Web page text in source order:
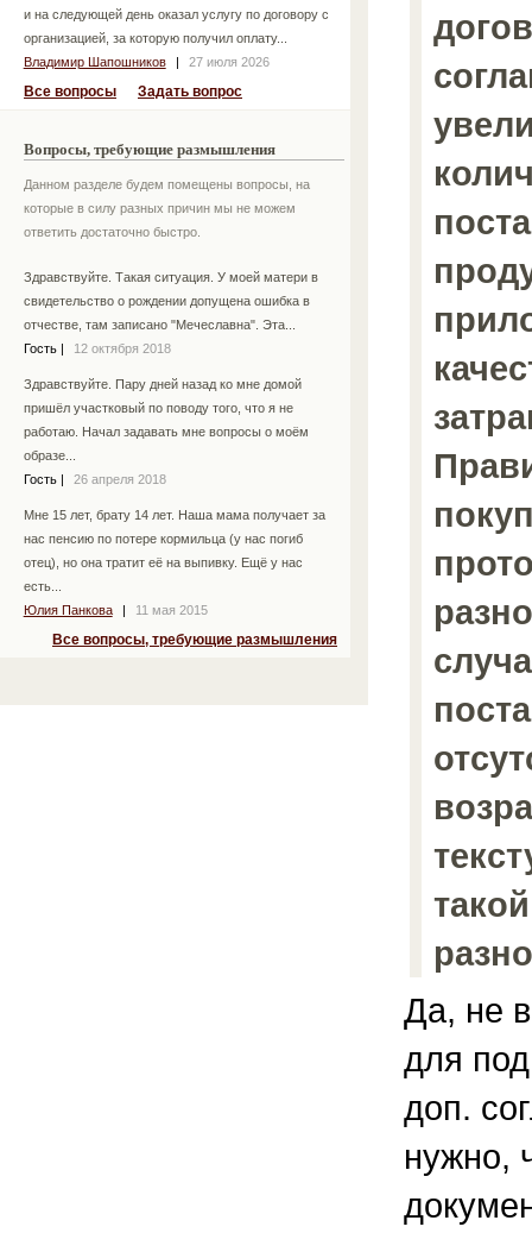
и на следующей день оказал услугу по договору с
организацией, за которую получил оплату...
Владимир Шапошников
| 27 июля 2026
Все вопросы Задать вопрос
Вопросы, требующие размышления
Данном разделе будем помещены вопросы, на
которые в силу разных причин мы не можем
ответить достаточно быстро.
Здравствуйте. Такая ситуация. У моей матери в
свидетельство о рождении допущена ошибка в
отчестве, там записано "Мечеславна". Эта...
Гость | 12 октября 2018
Здравствуйте. Пару дней назад ко мне домой
пришёл участковый по поводу того, что я не
работаю. Начал задавать мне вопросы о моём
образе...
Гость | 26 апреля 2018
Мне 15 лет, брату 14 лет. Наша мама получает за
нас пенсию по потере кормильца (у нас погиб
отец), но она тратит её на выпивку. Ещё у нас
есть...
Юлия Панкова
| 11 мая 2015
Все вопросы, требующие размышления
Да, не
для
доп.
нужно,